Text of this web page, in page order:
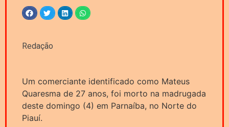
Redação
Um comerciante identificado como Mateus
Quaresma de 27 anos, foi morto na madrugada
deste domingo (4) em Parnaíba, no Norte do
Piauí.